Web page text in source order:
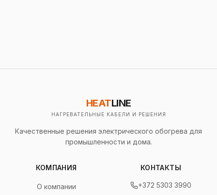
HEATLINE
НАГРЕВАТЕЛЬНЫЕ КАБЕЛИ И РЕШЕНИЯ
Качественные решения электрического обогрева для
промышленности и дома.
КОМПАНИЯ
О компании
КОНТАКТЫ
+372 5303 3990